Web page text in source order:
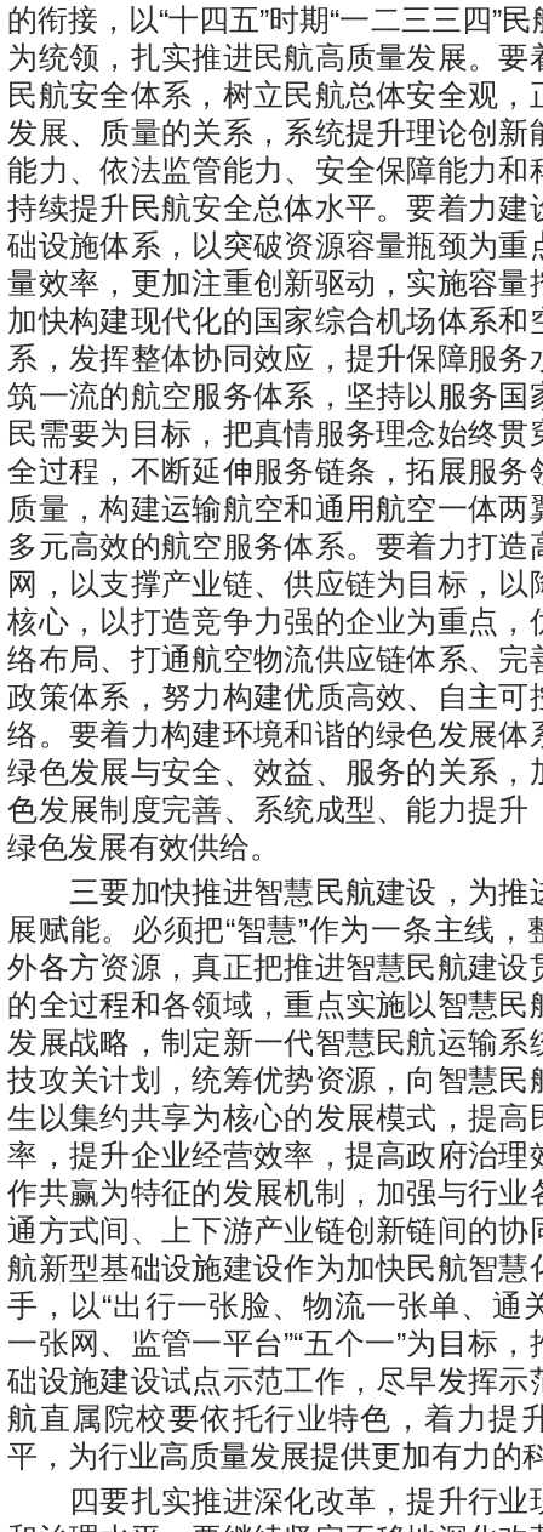
的衔接，以“十四五”时期“一二三三四”
为统领，扎实推进民航高质量发展。要
民航安全体系，树立民航总体安全观，
发展、质量的关系，系统提升理论创新
能力、依法监管能力、安全保障能力和
持续提升民航安全总体水平。要着力建
础设施体系，以突破资源容量瓶颈为重
量效率，更加注重创新驱动，实施容量
加快构建现代化的国家综合机场体系和
系，发挥整体协同效应，提升保障服务
筑一流的航空服务体系，坚持以服务国
民需要为目标，把真情服务理念始终贯
全过程，不断延伸服务链条，拓展服务
质量，构建运输航空和通用航空一体两
多元高效的航空服务体系。要着力打造
网，以支撑产业链、供应链为目标，以
核心，以打造竞争力强的企业为重点，
络布局、打通航空物流供应链体系、完
政策体系，努力构建优质高效、自主可
络。要着力构建环境和谐的绿色发展体
绿色发展与安全、效益、服务的关系，
色发展制度完善、系统成型、能力提升
绿色发展有效供给。
三要加快推进智慧民航建设，为推
展赋能。必须把“智慧”作为一条主线，
外各方资源，真正把推进智慧民航建设
的全过程和各领域，重点实施以智慧民
发展战略，制定新一代智慧民航运输系
技攻关计划，统筹优势资源，向智慧民
生以集约共享为核心的发展模式，提高
率，提升企业经营效率，提高政府治理
作共赢为特征的发展机制，加强与行业
通方式间、上下游产业链创新链间的协
航新型基础设施建设作为加快民航智慧
手，以“出行一张脸、物流一张单、通
一张网、监管一平台”“五个一”为目标
础设施建设试点示范工作，尽早发挥示
航直属院校要依托行业特色，着力提
平，为行业高质量发展提供更加有力的
四要扎实推进深化改革，提升行业